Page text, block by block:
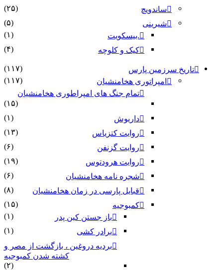
ساندویچ
(۲۵)
شیرینی
(۵)
.بیسکویت
(۱)
کیک و کلوچه
(۴)
تاریخ سرزمین پارس
(۱۱۷)
امپراتوری هخامنشیان
(۱۱۷)
تمام جنگ های امپراطوری هخامنشیان
(۱۵)
داریوش
(۱)
روایت کتزیاس
(۱۳)
روایت گزنفن
(۶)
روایت هرودتوس
(۱۹)
شجره نامه هخامنشیان
(۶)
قبایل پارسی در زمان هخامنشیان
(۸)
کمبوجیه
(۱۵)
باز جستن کین پدر
(۱)
برادر کشی
(۱)
بردیه دروغین ، بازگشت از مصر و
کشته شدن کمبوجیه
(۲)